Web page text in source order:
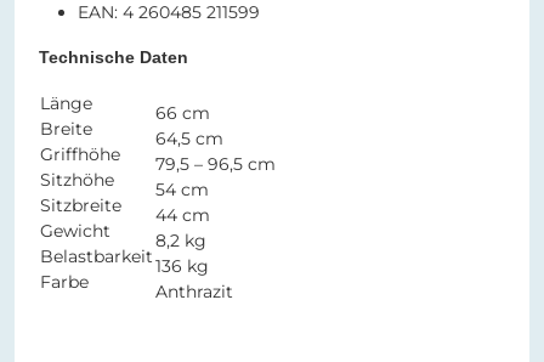
EAN: 4 260485 211599
Technische Daten
Länge
Breite
Griffhöhe
Sitzhöhe
Sitzbreite
Gewicht
Belastbarkeit
Farbe
66 cm
64,5 cm
79,5 – 96,5 cm
54 cm
44 cm
8,2 kg
136 kg
Anthrazit